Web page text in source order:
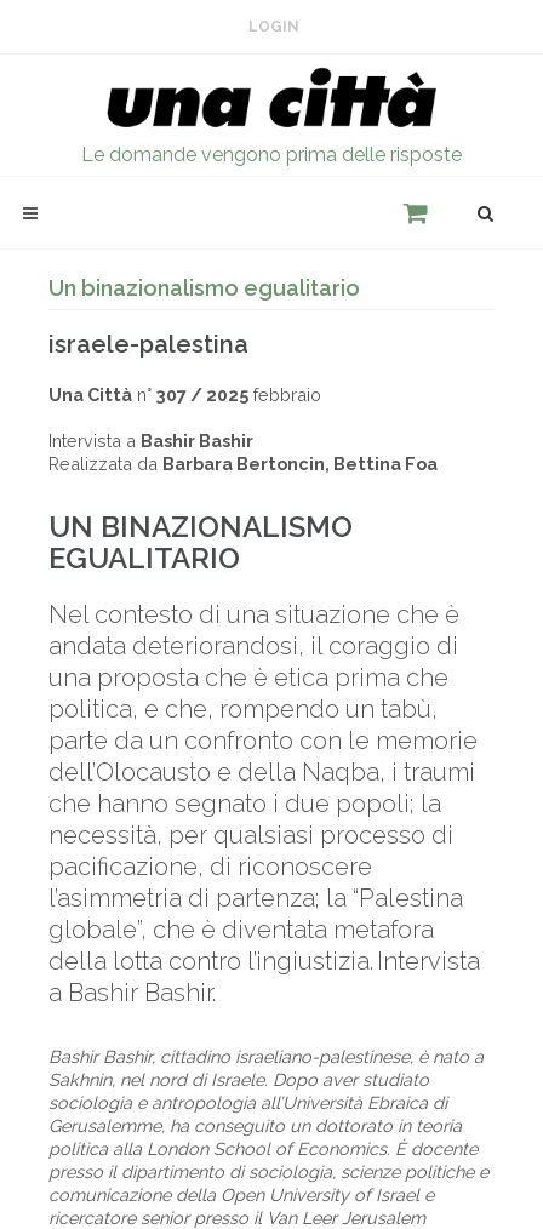
LOGIN
Le domande vengono prima delle risposte
Un binazionalismo egualitario
israele-palestina
Una Città n° 307 / 2025 febbraio
Intervista a Bashir Bashir
Realizzata da Barbara Bertoncin, Bettina Foa
UN BINAZIONALISMO
EGUALITARIO
Nel contesto di una situazione che è
andata deteriorandosi, il coraggio di
una proposta che è etica prima che
politica, e che, rompendo un tabù,
parte da un confronto con le memorie
dell’Olocausto e della Naqba, i traumi
che hanno segnato i due popoli; la
necessità, per qualsiasi processo di
pacificazione, di riconoscere
l’asimmetria di partenza; la “Palestina
globale”, che è diventata metafora
della lotta contro l’ingiustizia. Intervista
a Bashir Bashir.
Bashir Bashir, cittadino israeliano-palestinese, è nato a
Sakhnin, nel nord di Israele. Dopo aver studiato
sociologia e antropologia all’Università Ebraica di
Gerusalemme, ha conseguito un dottorato in teoria
politica alla London School of Economics. È docente
presso il dipartimento di sociologia, scienze politiche e
comunicazione della Open University of Israel e
ricercatore senior presso il Van Leer Jerusalem